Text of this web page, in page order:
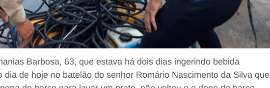
Barbosa, 63, que estava há dois dias ingerindo bebida
dia de hoje no batelão do senhor Romário Nascimento da Silva que